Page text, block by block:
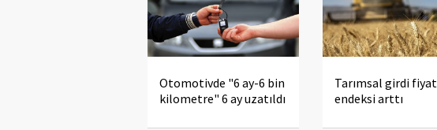
Otomotivde "6 ay-6 bin
kilometre" 6 ay uzatıldı
Tarımsal girdi fiyat
endeksi arttı